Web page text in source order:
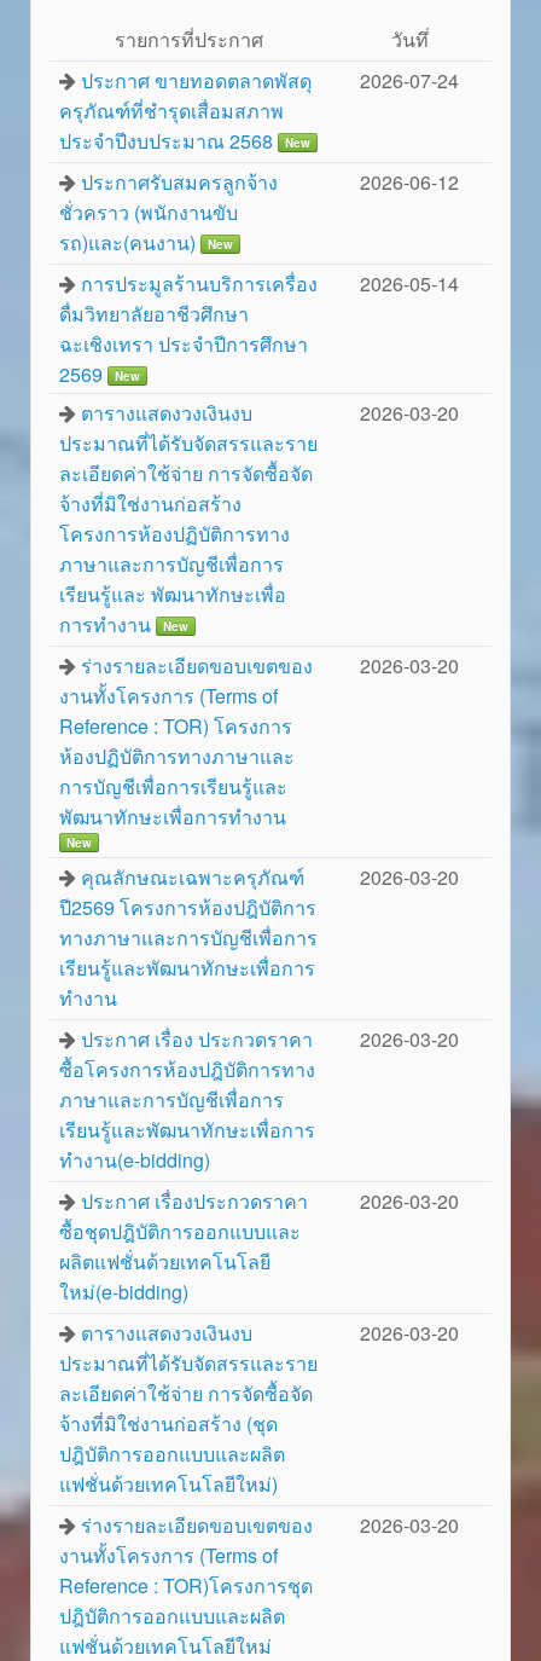
รายการที่ประกาศ
วันทึ่
ประกาศ ขายทอดตลาดพัสดุ
ครุภัณฑ์ที่ชำรุดเสื่อมสภาพ
ประจำปีงบประมาณ 2568
New
2026-07-24
ประกาศรับสมครลูกจ้าง
ชั่วคราว (พนักงานขับ
รถ)และ(คนงาน)
New
2026-06-12
การประมูลร้านบริการเครื่อง
ดื่มวิทยาลัยอาชีวศึกษา
ฉะเชิงเทรา ประจำปีการศึกษา
2569
New
2026-05-14
ตารางแสดงวงเงินงบ
ประมาณที่ได้รับจัดสรรและราย
ละเอียดค่าใช้จ่าย การจัดซื้อจัด
จ้างที่มิใช่งานก่อสร้าง
โครงการห้องปฏิบัติการทาง
ภาษาและการบัญชีเพื่อการ
เรียนรู้และ พัฒนาทักษะเพื่อ
การทำงาน
New
2026-03-20
ร่างรายละเอียดขอบเขตของ
งานทั้งโครงการ (Terms of
Reference : TOR) โครงการ
ห้องปฏิบัติการทางภาษาและ
การบัญชีเพื่อการเรียนรู้และ
พัฒนาทักษะเพื่อการทำงาน
New
2026-03-20
คุณลักษณะเฉพาะครุภัณฑ์
ปี2569 โครงการห้องปฎิบัติการ
ทางภาษาและการบัญชีเพื่อการ
เรียนรู้และพัฒนาทักษะเพื่อการ
ทำงาน
2026-03-20
ประกาศ เรื่อง ประกวดราคา
ซื้อโครงการห้องปฎิบัติการทาง
ภาษาและการบัญชีเพื่อการ
เรียนรู้และพัฒนาทักษะเพื่อการ
ทำงาน(e-bidding)
2026-03-20
ประกาศ เรื่องประกวดราคา
ซื้อชุดปฎิบัติการออกแบบและ
ผลิตแฟชั่นด้วยเทคโนโลยี
ใหม่(e-bidding)
2026-03-20
ตารางแสดงวงเงินงบ
ประมาณที่ได้รับจัดสรรและราย
ละเอียดค่าใช้จ่าย การจัดซื้อจัด
จ้างที่มิใช่งานก่อสร้าง (ชุด
ปฎิบัติการออกแบบและผลิต
แฟชั่นด้วยเทคโนโลยีใหม่)
2026-03-20
ร่างรายละเอียดขอบเขตของ
งานทั้งโครงการ (Terms of
Reference : TOR)โครงการชุด
ปฎิบัติการออกแบบและผลิต
แฟชั่นด้วยเทคโนโลยีใหม่
2026-03-20